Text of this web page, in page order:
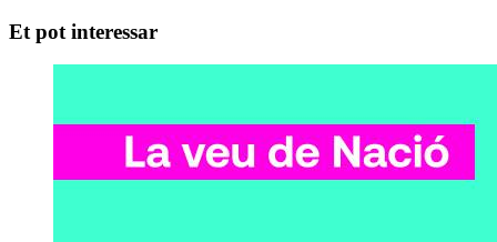
Et pot interessar